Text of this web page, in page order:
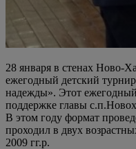
28 января в стенах Ново-
ежегодный детский
надежды». Этот
поддержке главы
В этом году формат
проходил в двух
2009 гг.р.